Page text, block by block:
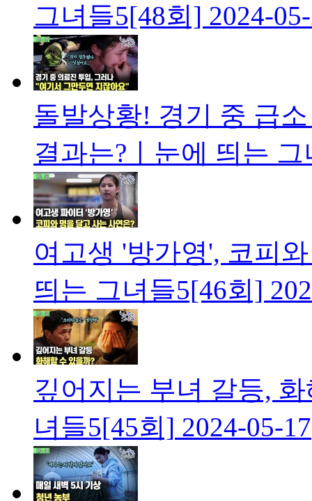
그녀들5[48회] 2024-
돌발상황! 경기 중 급
결과는?ㅣ눈에 띄는
여고생 '방가영', 코피
띄는 그녀들5[46회]
깊어지는 부녀 갈등,
녀들5[45회] 2024-05-17